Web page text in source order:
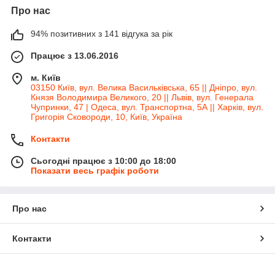
Про нас
94% позитивних з 141 відгука за рік
Працює з 13.06.2016
м. Київ
03150 Київ, вул. Велика Васильківська, 65 || Дніпро, вул.
Князя Володимира Великого, 20 || Львів, вул. Генерала
Чупринки, 47 | Одеса, вул. Транспортна, 5А || Харків, вул.
Григорія Сковороди, 10, Київ, Україна
Контакти
Сьогодні працює з 10:00 до 18:00
Показати весь графік роботи
Про нас
Контакти